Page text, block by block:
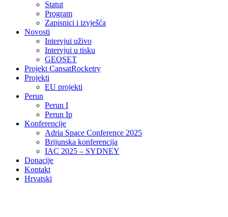
Statut
Program
Zapisnici i izvješća
Novosti
Intervjui uživo
Intervjui u tisku
GEOSET
Projekt CansatRocketry
Projekti
EU projekti
Perun
Perun I
Perun Ip
Konferencije
Adria Space Conference 2025
Brijunska konferencija
IAC 2025 – SYDNEY
Donacije
Kontakt
Hrvatski